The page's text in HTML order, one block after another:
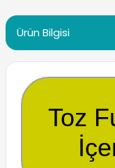
Ürün Bilgisi
Toz